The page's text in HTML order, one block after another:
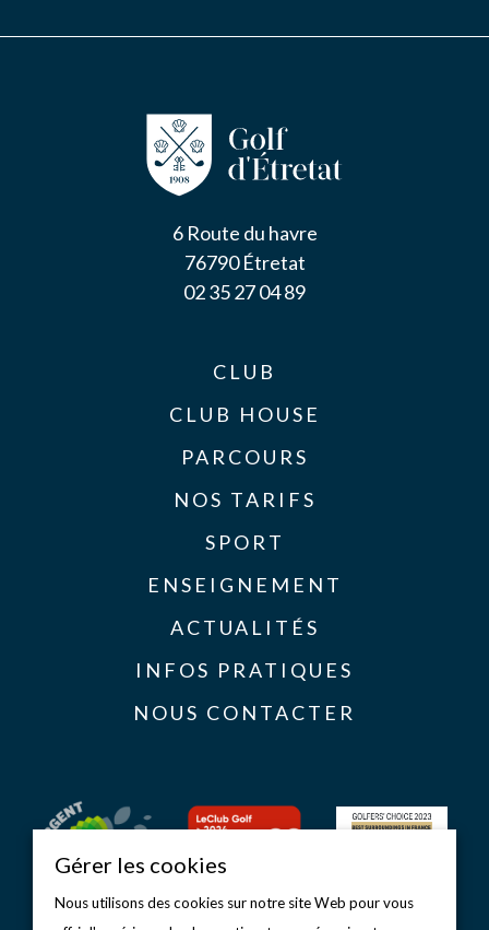
6 Route du havre
76790 Étretat
02 35 27 04 89
CLUB
CLUB HOUSE
PARCOURS
NOS TARIFS
SPORT
ENSEIGNEMENT
ACTUALITÉS
INFOS PRATIQUES
NOUS CONTACTER
Gérer les cookies
Nous utilisons des cookies sur notre site Web pour vous